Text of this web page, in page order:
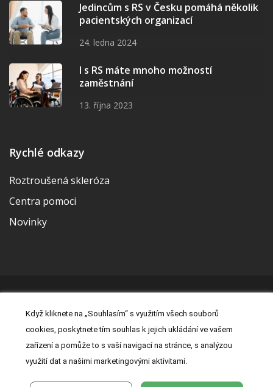
Jedincům s RS v Česku pomáhá několik
pacientských organizací
24. ledna 2024
I s RS máte mnoho možností
zaměstnání
13. října 2023
Rychlé odkazy
Roztroušená skleróza
Centra pomoci
Novinky
Právní prohlášení|Prohlášení o cookies|Nastavení cookies
Kontakt|Zásady zpracování osobních údajů
Když kliknete na „Souhlasím“ s využitím všech souborů
cookies, poskytnete tím souhlas k jejich ukládání ve vašem
zařízení a pomůže to s vaší navigací na stránce, s analýzou
využití dat a našimi marketingovými aktivitami.